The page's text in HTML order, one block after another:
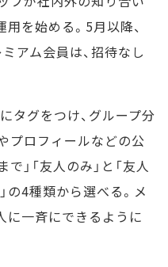
を始める。5月以降、
アム会員は、招待なし
タグをつけ、グループ分
プロフィールなどの公
」「友人のみ」と「友人
の4種類から選べる。メ
に一斉にできるように